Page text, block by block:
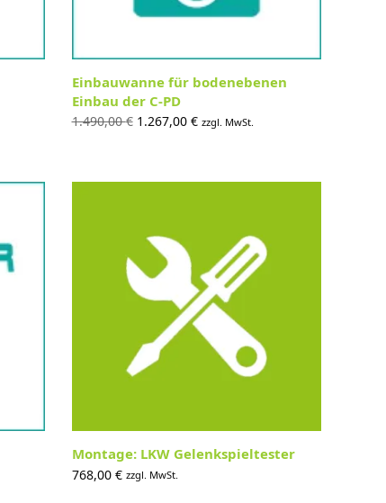
Einbauwanne für bodenebenen
Einbau der C-PD
1.490,00€ Ursprünglicher
1.267,00 €Aktueller
zzgl. MwSt.
Montage: LKW Gelenkspieltester
768,00 € zzgl. MwSt.